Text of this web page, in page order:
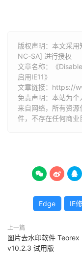
版权声明：本文采
NC-SA] 进行授权
文章名称：《
启用IE11》
文章链接： https://
免责声明：本站为
来自网络，所有资
件，不存在任何商业
  
Edge IE
上一篇
图片去水印软件
v10.2.3 试用版